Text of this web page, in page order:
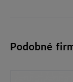
Podobné